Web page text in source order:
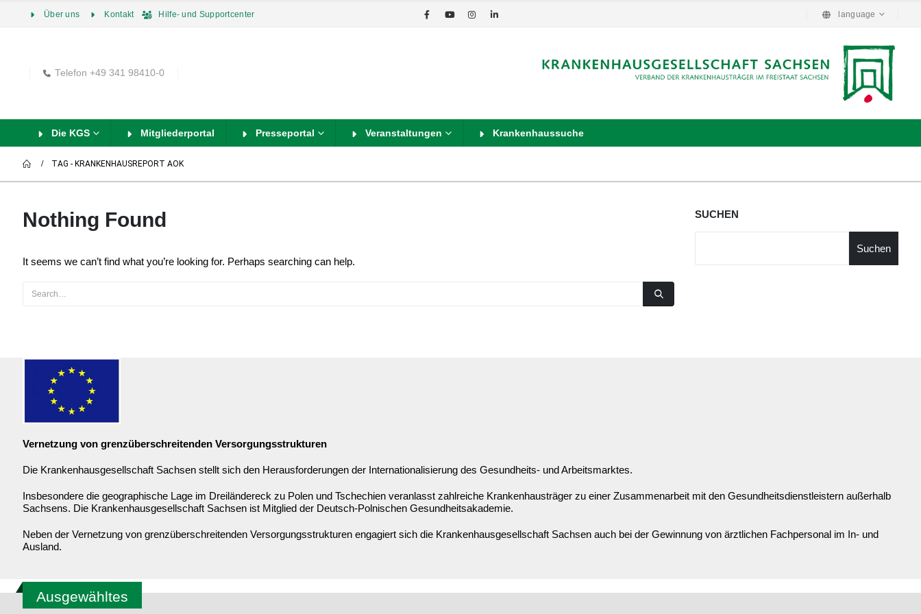
Über uns Kontakt Hilfe- und Supportcenter language
Telefon +49 341 98410-0
Die KGS Mitgliederportal Presseportal Veranstaltungen Krankenhaussuche
TAG - KRANKENHAUSREPORT AOK
Nothing Found
It seems we can’t find what you’re looking for. Perhaps searching can help.
SUCHEN
Suchen
Vernetzung von grenzüberschreitenden Versorgungsstrukturen
Die Krankenhausgesellschaft Sachsen stellt sich den Herausforderungen der Internationalisierung des Gesundheits- und Arbeitsmarktes.
Insbesondere die geographische Lage im Dreiländereck zu Polen und Tschechien veranlasst zahlreiche Krankenhausträger zu einer Zusammenarbeit mit den Gesundheitsdienstleistern außerhalb
Sachsens. Die Krankenhausgesellschaft Sachsen ist Mitglied der Deutsch-Polnischen Gesundheitsakademie.
Neben der Vernetzung von grenzüberschreitenden Versorgungsstrukturen engagiert sich die Krankenhausgesellschaft Sachsen auch bei der Gewinnung von ärztlichen Fachpersonal im In- und
Ausland.
Ausgewähltes